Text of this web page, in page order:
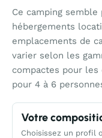
Ce camping
hébergements
emplacements de
varier selon les
compactes pour
pour 4 à 6
Votre
Choisissez un profil